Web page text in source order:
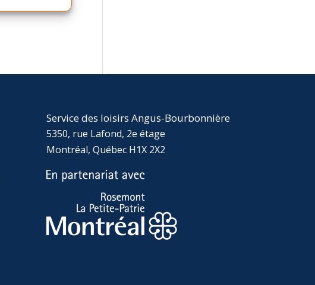
Service des loisirs Angus-Bourbonnière
5350, rue Lafond, 2e étage
Montréal, Québec H1X 2X2